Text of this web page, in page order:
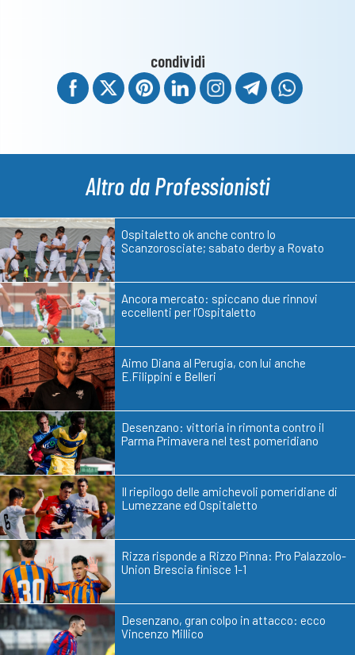
condividi
Altro da Professionisti
Ospitaletto ok anche contro lo
Scanzorosciate; sabato derby a Rovato
Ancora mercato: spiccano due rinnovi
eccellenti per l’Ospitaletto
Aimo Diana al Perugia, con lui anche
E.Filippini e Belleri
Desenzano: vittoria in rimonta contro il
Parma Primavera nel test pomeridiano
Il riepilogo delle amichevoli pomeridiane di
Lumezzane ed Ospitaletto
Rizza risponde a Rizzo Pinna: Pro Palazzolo-
Union Brescia finisce 1-1
Desenzano, gran colpo in attacco: ecco
Vincenzo Millico